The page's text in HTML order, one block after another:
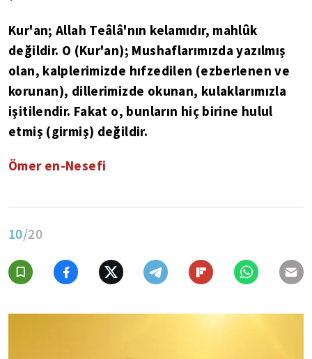
Kur'an; Allah Teâlâ'nın kelamıdır, mahlûk
değildir. O (Kur'an); Mushaflarımızda yazılmış
olan, kalplerimizde hıfzedilen (ezberlenen ve
korunan), dillerimizde okunan, kulaklarımızla
işitilendir. Fakat o, bunların hiç birine hulul
etmiş (girmiş) değildir.
Ömer en-Nesefi
10/20